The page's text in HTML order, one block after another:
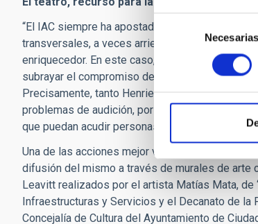
consentimiento
Necesarias
“El IAC siempre ha apostado –subrayó
transversales, a veces arriesgados, pues
enriquecedor. En este caso, no sólo utilizamos
subrayar el compromiso del IAC con la
Precisamente, tanto Henrietta Leavitt, como
problemas de audición, por lo que en la obra
que puedan acudir personas con discapacidad
Una de las acciones mejor valoradas por la
difusión del mismo a través de murales de arte
Leavitt realizados por el artista Matías Mata, de
Infraestructuras y Servicios y el Decanato de la
Concejalía de Cultura del Ayuntamiento de